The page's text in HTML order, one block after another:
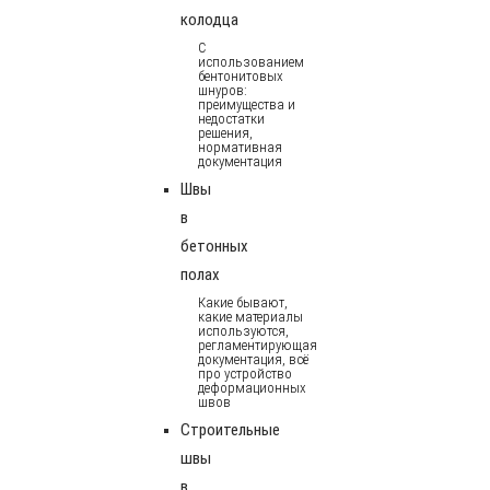
колодца
С
использованием
бентонитовых
шнуров:
преимущества и
недостатки
решения,
нормативная
документация
Швы
в
бетонных
полах
Какие бывают,
какие материалы
используются,
регламентирующая
документация, всё
про устройство
деформационных
швов
Строительные
швы